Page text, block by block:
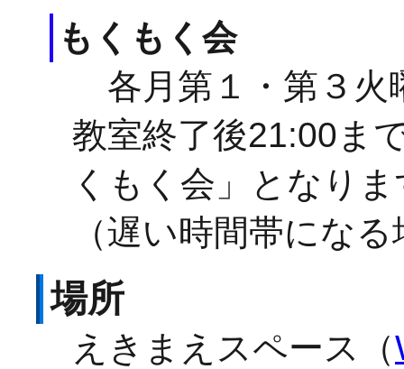
もくもく会
各月第１・第３火
教室終了後21:00ま
くもく会」となり
（遅い時間帯にな
場所
えきまえスペース（